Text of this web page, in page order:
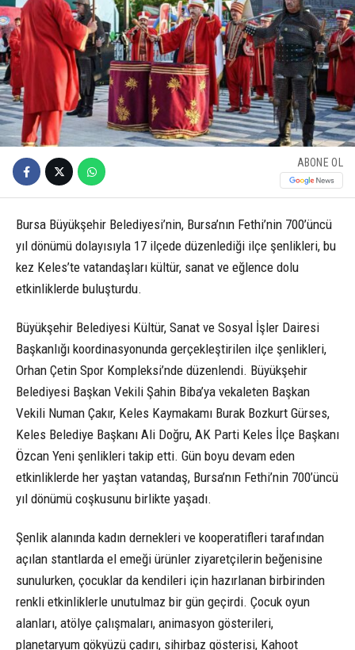
ABONE OL
Bursa Büyükşehir Belediyesi’nin, Bursa’nın Fethi’nin 700’üncü
yıl dönümü dolayısıyla 17 ilçede düzenlediği ilçe şenlikleri, bu
kez Keles’te vatandaşları kültür, sanat ve eğlence dolu
etkinliklerde buluşturdu.
Büyükşehir Belediyesi Kültür, Sanat ve Sosyal İşler Dairesi
Başkanlığı koordinasyonunda gerçekleştirilen ilçe şenlikleri,
Orhan Çetin Spor Kompleksi’nde düzenlendi. Büyükşehir
Belediyesi Başkan Vekili Şahin Biba’ya vekaleten Başkan
Vekili Numan Çakır, Keles Kaymakamı Burak Bozkurt Gürses,
Keles Belediye Başkanı Ali Doğru, AK Parti Keles İlçe Başkanı
Özcan Yeni şenlikleri takip etti. Gün boyu devam eden
etkinliklerde her yaştan vatandaş, Bursa’nın Fethi’nin 700’üncü
yıl dönümü coşkusunu birlikte yaşadı.
Şenlik alanında kadın dernekleri ve kooperatifleri tarafından
açılan stantlarda el emeği ürünler ziyaretçilerin beğenisine
sunulurken, çocuklar da kendileri için hazırlanan birbirinden
renkli etkinliklerle unutulmaz bir gün geçirdi. Çocuk oyun
alanları, atölye çalışmaları, animasyon gösterileri,
planetaryum gökyüzü çadırı, sihirbaz gösterisi, Kahoot